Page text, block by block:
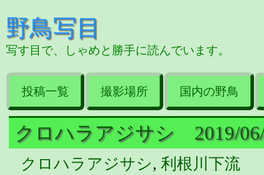
野鳥写目
写す目で、しゃめと勝手に読んでいます。
投稿一覧 撮影場所 国内の野鳥
クロハラアジサシ 2019/
クロハラアジサシ, 利根川下流